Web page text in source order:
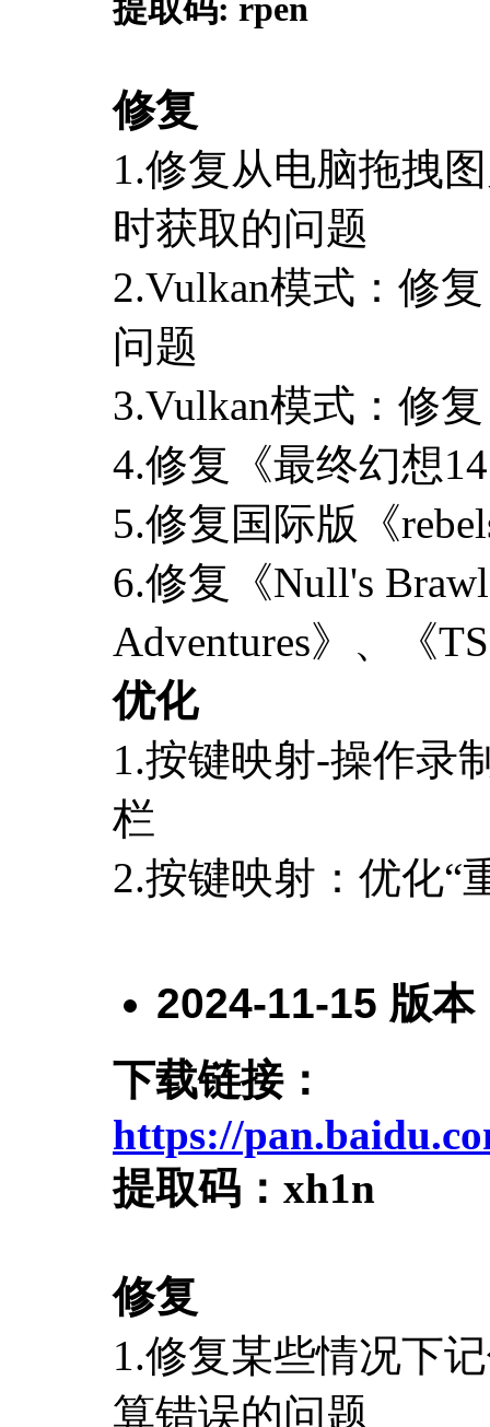
提取码: rpen
修复
1.修复从电脑拖拽
时获取的问题
2.Vulkan模式：修
问题
3.Vulkan模式：修
4.修复《最终幻想
5.修复国际版《
6.修复《Null's
Adventures》、《
优化
1.按键映射-操作录
栏
2.按键映射：优化“
2024-11-15 版本
下载链接：
https://
提取码： xh1n
修复
1.修复某些情况下
算错误的问题